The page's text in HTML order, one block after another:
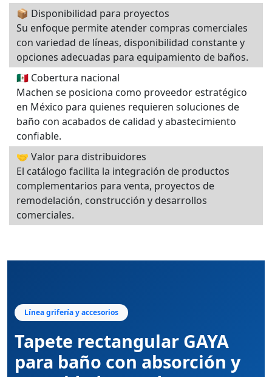
📦 Disponibilidad para proyectos
Su enfoque permite atender compras comerciales
con variedad de líneas, disponibilidad constante y
opciones adecuadas para equipamiento de baños.
🇲🇽 Cobertura nacional
Machen se posiciona como proveedor estratégico
en México para quienes requieren soluciones de
baño con acabados de calidad y abastecimiento
confiable.
🤝 Valor para distribuidores
El catálogo facilita la integración de productos
complementarios para venta, proyectos de
remodelación, construcción y desarrollos
comerciales.
Línea grifería y accesorios
Tapete rectangular GAYA
para baño con absorción y